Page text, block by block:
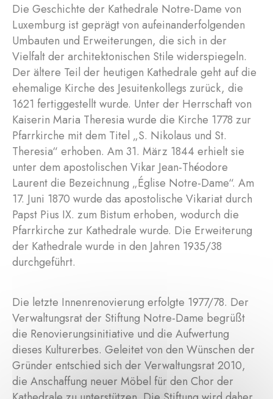
Die Geschichte der Kathedrale Notre-Dame von
Luxemburg ist geprägt von aufeinanderfolgenden
Umbauten und Erweiterungen, die sich in der
Vielfalt der architektonischen Stile widerspiegeln.
Der ältere Teil der heutigen Kathedrale geht auf die
ehemalige Kirche des Jesuitenkollegs zurück, die
1621 fertiggestellt wurde. Unter der Herrschaft von
Kaiserin Maria Theresia wurde die Kirche 1778 zur
Pfarrkirche mit dem Titel „S. Nikolaus und St.
Theresia“ erhoben. Am 31. März 1844 erhielt sie
unter dem apostolischen Vikar Jean-Théodore
Laurent die Bezeichnung „Église Notre-Dame“. Am
17. Juni 1870 wurde das apostolische Vikariat durch
Papst Pius IX. zum Bistum erhoben, wodurch die
Pfarrkirche zur Kathedrale wurde. Die Erweiterung
der Kathedrale wurde in den Jahren 1935/38
durchgeführt.
Die letzte Innenrenovierung erfolgte 1977/78. Der
Verwaltungsrat der Stiftung Notre-Dame begrüßt
die Renovierungsinitiative und die Aufwertung
dieses Kulturerbes. Geleitet von den Wünschen der
Gründer entschied sich der Verwaltungsrat 2010,
die Anschaffung neuer Möbel für den Chor der